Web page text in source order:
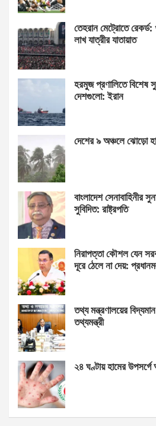
তেহরান মেট্রোতে রেকর্ড:
লাখ যাত্রীর যাতায়াত
হরমুজ প্রণালিতে বিশেষ
দেশগুলো: ইরান
দেশের ৯ অঞ্চলে ঝোড়ো
বাংলাদেশ সেনাবাহিনীর
সুবিদিত: রাষ্ট্রপতি
নিরাপত্তা কৌশল যেন
দূরে ঠেলে না দেয়:
তথ্য মন্ত্রণালয়ের
তথ্যমন্ত্রী
২৪ ঘণ্টায় হামের